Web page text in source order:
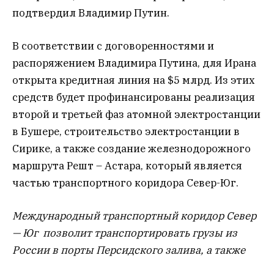
подтвердил Владимир Путин.
В соответствии с договоренностями и
распоряжением Владимира Путина, для Ирана
открыта кредитная линия на $5 млрд. Из этих
средств будет профинансированы реализация
второй и третьей фаз атомной электростанции
в Бушере, строительство электростанции в
Сирике, а также создание железнодорожного
маршрута Решт – Астара, который является
частью транспортного коридора Север-Юг.
Международный транспортный коридор Север
— Юг позволит транспортировать грузы из
России в порты Персидского залива, а также